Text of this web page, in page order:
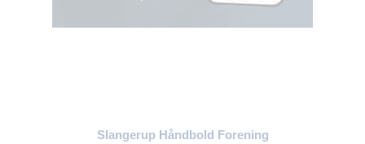
Slangerup Håndbold Forening